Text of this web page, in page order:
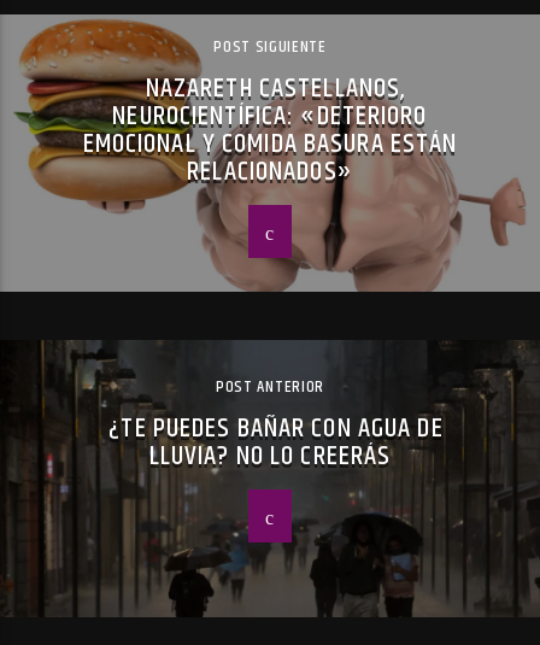
POST SIGUIENTE
NAZARETH CASTELLANOS,
NEUROCIENTÍFICA: «DETERIORO
EMOCIONAL Y COMIDA BASURA ESTÁN
RELACIONADOS»
POST ANTERIOR
¿TE PUEDES BAÑAR CON AGUA DE
LLUVIA? NO LO CREERÁS